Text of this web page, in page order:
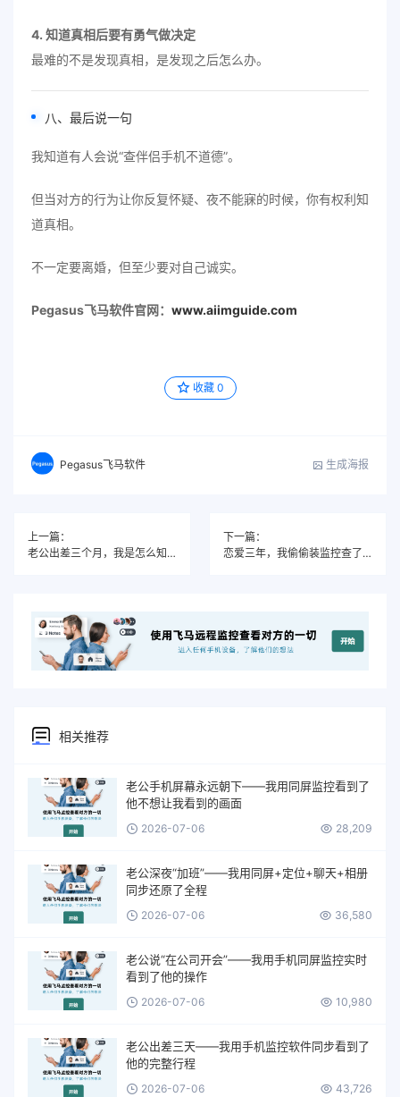
4. 知道真相后要有勇气做决定
最难的不是发现真相，是发现之后怎么办。
八、最后说一句
我知道有人会说“查伴侣手机不道德”。
但当对方的行为让你反复怀疑、夜不能寐的时候，你有权利知
道真相。
不一定要离婚，但至少要对自己诚实。
Pegasus飞马软件官网： www.aiimguide.com
收藏 0
Pegasus飞马软件 生成海报
上一篇：
老公出差三个月，我是怎么知道他有没有问题的
下一篇：
恋爱三年，我偷偷装监控查了男朋友（心理历程+实操）
相关推荐
老公手机屏幕永远朝下——我用同屏监控看到了
他不想让我看到的画面
2026-07-06 28,209
老公深夜“加班”——我用同屏+定位+聊天+相册
同步还原了全程
2026-07-06 36,580
老公说“在公司开会”——我用手机同屏监控实时
看到了他的操作
2026-07-06 10,980
老公出差三天——我用手机监控软件同步看到了
他的完整行程
2026-07-06 43,726